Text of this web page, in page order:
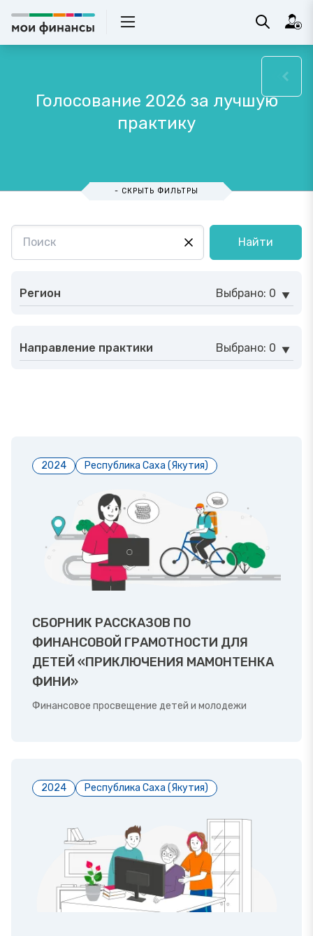
Голосование 2026 за лучшую
практику
- СКРЫТЬ ФИЛЬТРЫ
Найти
Регион Выбрано: 0
Направление практики Выбрано: 0
2024 Республика Саха (Якутия)
СБОРНИК РАССКАЗОВ ПО
ФИНАНСОВОЙ ГРАМОТНОСТИ ДЛЯ
ДЕТЕЙ «ПРИКЛЮЧЕНИЯ МАМОНТЕНКА
ФИНИ»
Финансовое просвещение детей и молодежи
2024 Республика Саха (Якутия)